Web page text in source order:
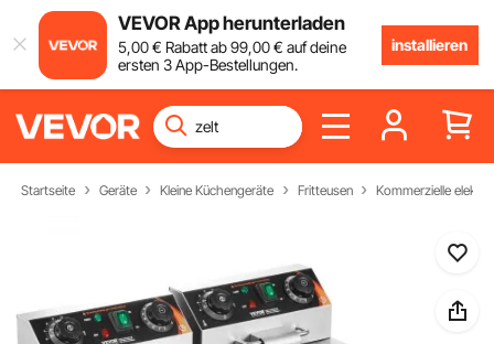
VEVOR App herunterladen
5,00€ Rabatt ab99,00€ auf deine
ersten 3 App-Bestellungen.
installieren
Startseite Geräte Kleine Küchengeräte Fritteusen Kommerzielle